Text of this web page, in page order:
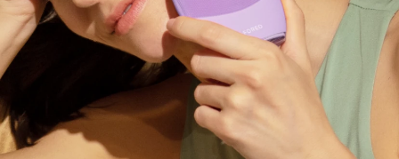
我的设备
我的订单
我的地址
FAQ™ Pure Beauty-Tech Elixir
issa™ Teeth Whitening Set
English Deutsch
Español
Français
Italiano
Português
Svenska
Русский
Türkçe
简体中文 繁體中文